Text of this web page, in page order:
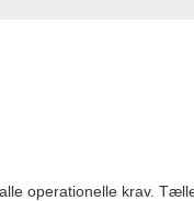
operationelle krav.